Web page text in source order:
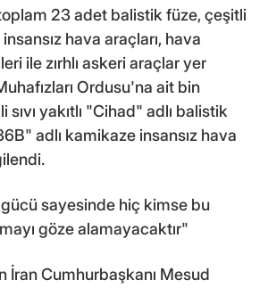
23 adet balistik füze, çeşitli
insansız hava araçları, hava
ile zırhlı askeri araçlar yer
Ordusu'na ait bin
yakıtlı "Cihad" adlı balistik
adlı kamikaze insansız hava
gücü sayesinde hiç kimse bu
göze alamayacaktır"
İran Cumhurbaşkanı Mesud